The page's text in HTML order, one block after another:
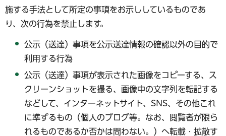
施する手法として所定の事項をお示ししているものであ
り、次の行為を禁止します。
公示（送達）事項を公示送達情報の確認以外の目的で
利用する行為
公示（送達）事項が表示された画像をコピーする、ス
クリーンショットを撮る、画像中の文字列を転記する
などして、インターネットサイト、SNS、その他これ
に準ずるもの（個人のブログ等。なお、閲覧者が限ら
れるものであるか否かは問わない。）へ転載・拡散す